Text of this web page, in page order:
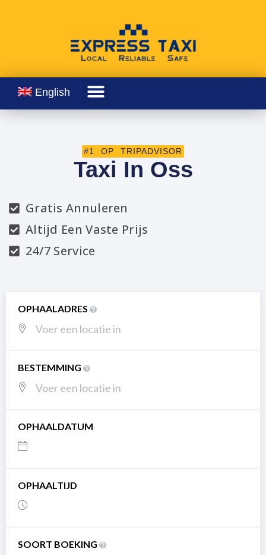
English
#1 OP TRIPADVISOR
Taxi In Oss
Gratis Annuleren
Altijd Een Vaste Prijs
24/7 Service
OPHAALADRES
BESTEMMING
OPHAALDATUM
OPHAALTIJD
SOORT BOEKING